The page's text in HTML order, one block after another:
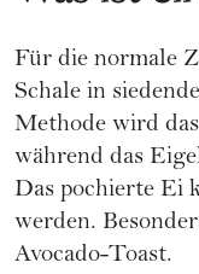
Für die normale
Schale in
Methode wird
während das
Das pochierte Ei
werden.
Avocado-Toast.